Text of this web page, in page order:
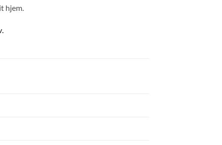
hjem.